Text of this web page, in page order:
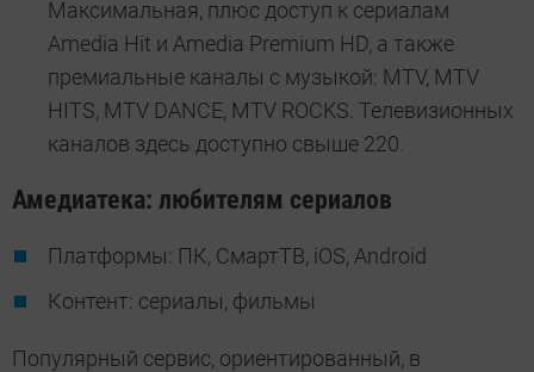
Максимальная, плюс доступ к сериалам
Amedia Hit и Amedia Premium HD, а также
премиальные каналы с музыкой: MTV, MTV
HITS, MTV DANCE, MTV ROCKS. Телевизионных
каналов здесь доступно свыше 220.
Амедиатека: любителям сериалов
Платформы: ПК, СмартТВ, iOS, Android
Контент: сериалы, фильмы
Популярный сервис, ориентированный, в